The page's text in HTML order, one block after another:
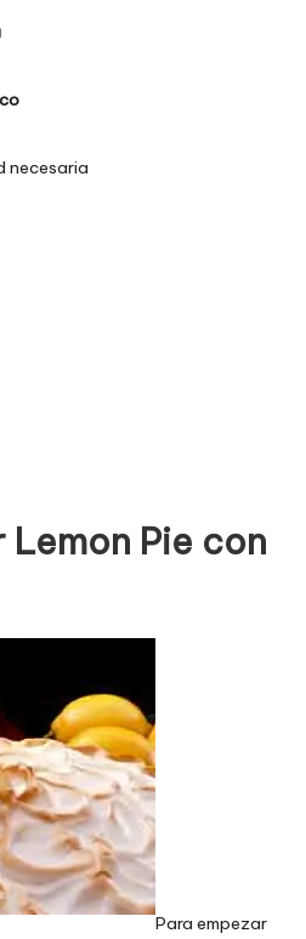
necesaria
Pie con
Para empezar